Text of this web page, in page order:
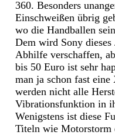
360. Besonders
Einschweißen übrig
wo die Handballen
Dem wird Sony
Abhilfe verschaffen,
bis 50 Euro ist sehr
man ja schon fast
werden nicht alle
Vibrationsfunktion in
Wenigstens ist diese
Titeln wie Motorstorm